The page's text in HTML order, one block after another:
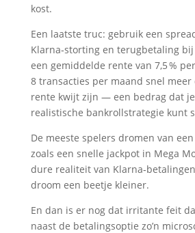
kost.
Een laatste truc: gebruik een
Klarna‑storting en terugbetaling
een gemiddelde rente van 7,5 %
8 transacties per maand snel meer
rente kwijt zijn — een bedrag dat
realistische bankrollstrategie kunt
De meeste spelers dromen van
zoals een snelle jackpot in Mega
dure realiteit van
droom een beetje kleiner.
En dan is er nog dat irritante feit
naast de betalingsoptie zo’n